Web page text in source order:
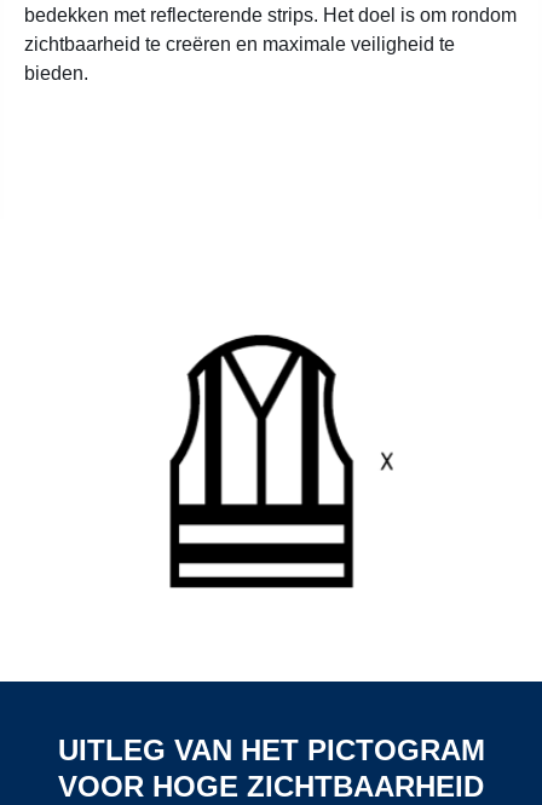
bedekken met reflecterende strips. Het doel is om rondom
zichtbaarheid te creëren en maximale veiligheid te
bieden.
UITLEG VAN HET PICTOGRAM
VOOR HOGE ZICHTBAARHEID